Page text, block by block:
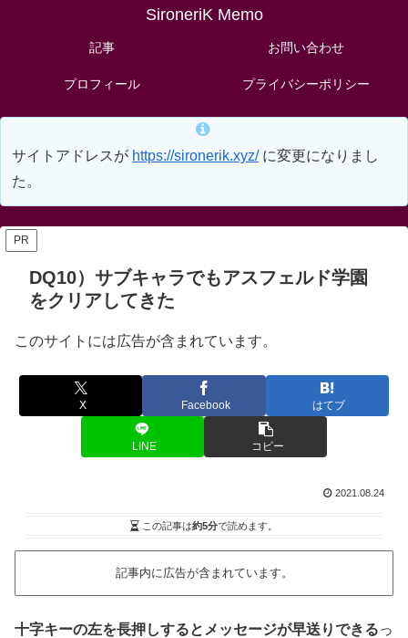
SironeriK Memo
記事 お問い合わせ
プロフィール プライバシーポリシー
サイトアドレスが https://sironerik.xyz/に変更になりまし
た。
PR
DQ10）サブキャラでもアスフェルド学園
をクリアしてきた
このサイトには広告が含まれています。
X Facebook はてブ
LINE コピー
2021.08.24
この記事は約5分で読めます。
記事内に広告が含まれています。
十字キーの左を長押しするとメッセージが早送りできるっ